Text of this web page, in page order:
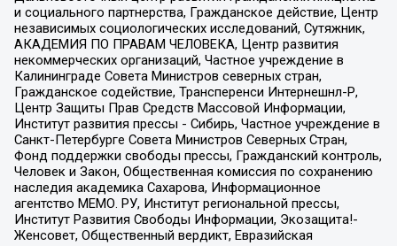
и социального партнерства, Гражданское действие, Центр
независимых социологических исследований, Сутяжник,
АКАДЕМИЯ ПО ПРАВАМ ЧЕЛОВЕКА, Центр развития
некоммерческих организаций, Частное учреждение в
Калининграде Совета Министров северных стран,
Гражданское содействие, Трансперенси Интернешнл-Р,
Центр Защиты Прав Средств Массовой Информации,
Институт развития прессы - Сибирь, Частное учреждение в
Санкт-Петербурге Совета Министров Северных Стран,
Фонд поддержки свободы прессы, Гражданский контроль,
Человек и Закон, Общественная комиссия по сохранению
наследия академика Сахарова, Информационное
агентство МЕМО. РУ, Институт региональной прессы,
Институт Развития Свободы Информации, Экозащита!-
Женсовет, Общественный вердикт, Евразийская